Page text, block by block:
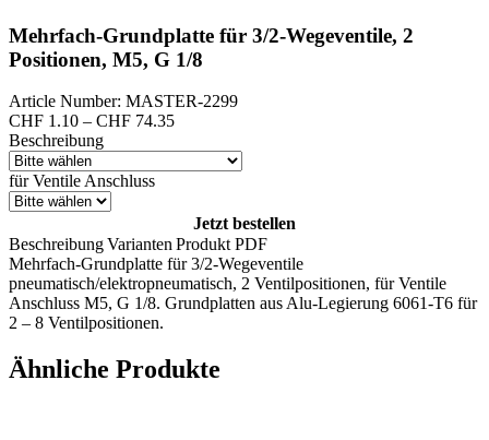
Mehrfach-Grundplatte für 3/2-Wegeventile, 2
Positionen, M5, G 1/8
Article Number: MASTER-2299
CHF 1.10 – CHF 74.35Preisspanne:
Beschreibung
für Ventile Anschluss
Jetzt bestellen
BeschreibungVarianten Produkt PDF
Mehrfach-Grundplatte für 3/2-Wegeventile
pneumatisch/elektropneumatisch, 2 Ventilpositionen, für Ventile
Anschluss M5, G 1/8. Grundplatten aus Alu-Legierung 6061-T6 für
2 – 8 Ventilpositionen.
Ähnliche Produkte